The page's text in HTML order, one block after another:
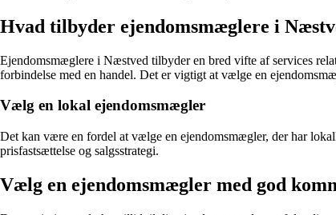
Hvad tilbyder ejendomsmæglere i
Ejendomsmæglere i Næstved tilbyder en bred vifte af services
forbindelse med en handel. Det er vigtigt at vælge en
Vælg en lokal ejendomsmægler
Det kan være en fordel at vælge en ejendomsmægler, der har
prisfastsættelse og salgsstrategi.
Vælg en ejendomsmægler med god